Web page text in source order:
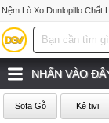
Nệm Lò Xo Dunlopillo Chất
NHẤN VÀO
Sofa Gỗ Kệ tivi